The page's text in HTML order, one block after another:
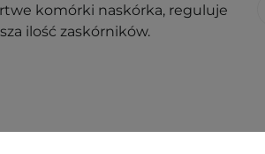
komórki naskórka, reguluje
ilość zaskórników.